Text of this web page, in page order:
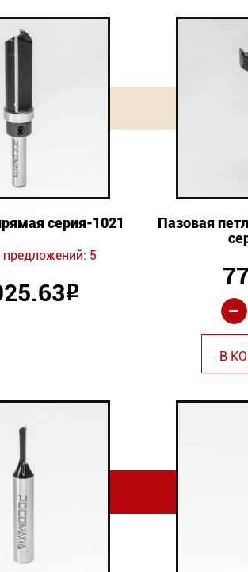
серия-1021
5
Р
Пазовая
-
В